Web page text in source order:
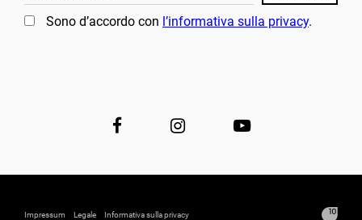
Sono d’accordo con l’informativa sulla privacy.
Impressum Legale Informativa sulla privacy